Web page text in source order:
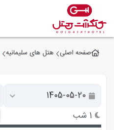
صفحه اصلی هتل های سلیمانیه
1 شب